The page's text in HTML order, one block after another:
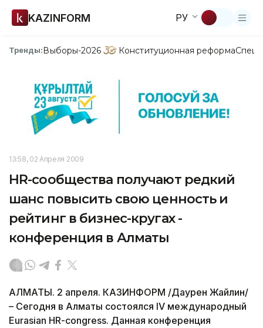
KAZINFORM РУ
Тренды:Выборы-2026 Конституционная реформа
13:58, 02 Апреля 2009
HR-сообщества получают редкий
шанс повысить свою ценность и
рейтинг в бизнес-кругах -
конференция в Алматы
АЛМАТЫ. 2 апреля. КАЗИНФОРМ /Даурен Жайлин/
– Сегодня в Алматы состоялся IV международный
Eurasian HR-congress. Данная конференция